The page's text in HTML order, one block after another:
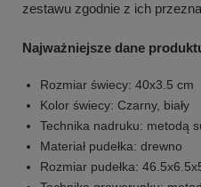
zestawu zgodnie z ich
Najważniejsze dane
Rozmiar świecy: 40x3.5 cm
Kolor świecy: Czarny, biały
Technika nadruku: metodą
Materiał pudełka: drewno
Rozmiar pudełka: